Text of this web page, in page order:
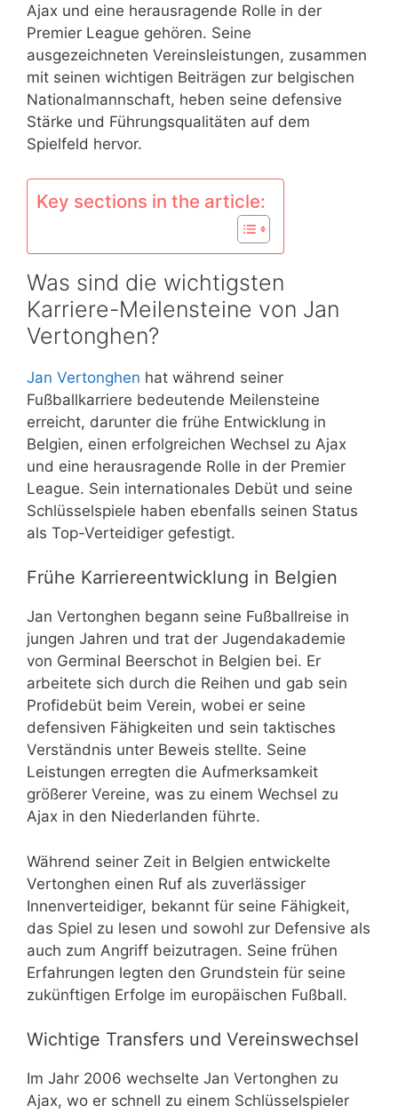
Ajax und eine herausragende Rolle in der
Premier League gehören. Seine
ausgezeichneten Vereinsleistungen, zusammen
mit seinen wichtigen Beiträgen zur belgischen
Nationalmannschaft, heben seine defensive
Stärke und Führungsqualitäten auf dem
Spielfeld hervor.
Key sections in the article:
Was sind die wichtigsten
Karriere-Meilensteine von Jan
Vertonghen?
Jan Vertonghen hat während seiner
Fußballkarriere bedeutende Meilensteine
erreicht, darunter die frühe Entwicklung in
Belgien, einen erfolgreichen Wechsel zu Ajax
und eine herausragende Rolle in der Premier
League. Sein internationales Debüt und seine
Schlüsselspiele haben ebenfalls seinen Status
als Top-Verteidiger gefestigt.
Frühe Karriereentwicklung in Belgien
Jan Vertonghen begann seine Fußballreise in
jungen Jahren und trat der Jugendakademie
von Germinal Beerschot in Belgien bei. Er
arbeitete sich durch die Reihen und gab sein
Profidebüt beim Verein, wobei er seine
defensiven Fähigkeiten und sein taktisches
Verständnis unter Beweis stellte. Seine
Leistungen erregten die Aufmerksamkeit
größerer Vereine, was zu einem Wechsel zu
Ajax in den Niederlanden führte.
Während seiner Zeit in Belgien entwickelte
Vertonghen einen Ruf als zuverlässiger
Innenverteidiger, bekannt für seine Fähigkeit,
das Spiel zu lesen und sowohl zur Defensive als
auch zum Angriff beizutragen. Seine frühen
Erfahrungen legten den Grundstein für seine
zukünftigen Erfolge im europäischen Fußball.
Wichtige Transfers und Vereinswechsel
Im Jahr 2006 wechselte Jan Vertonghen zu
Ajax, wo er schnell zu einem Schlüsselspieler